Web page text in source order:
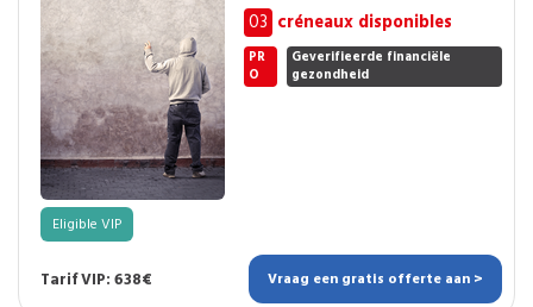
03 créneaux disponibles
PR
O
Geverifieerde financiële
gezondheid
Eligible VIP
Tarif VIP: 638€ Vraag een gratis offerte aan >